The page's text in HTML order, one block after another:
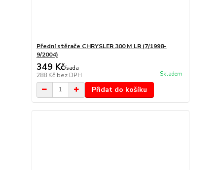
Přední stěrače CHRYSLER 300 M LR (7/1998-
9/2004)
349 Kč/sada
288 Kč bez DPH Skladem
Přidat do košíku